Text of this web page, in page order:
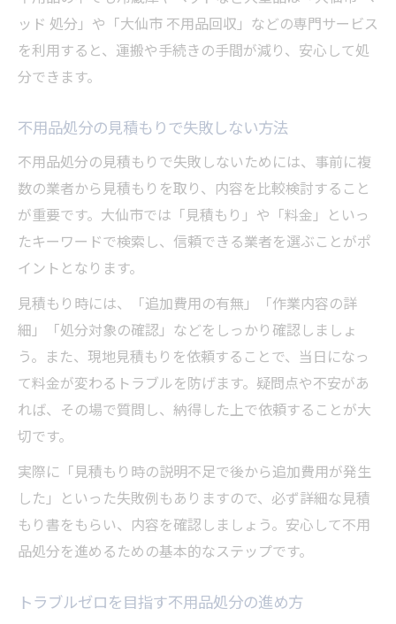
ッド 処分」や「大仙市 不用品回収」などの専門サービス
を利用すると、運搬や手続きの手間が減り、安心して処
分できます。
不用品処分の見積もりで失敗しない方法
不用品処分の見積もりで失敗しないためには、事前に複
数の業者から見積もりを取り、内容を比較検討すること
が重要です。大仙市では「見積もり」や「料金」といっ
たキーワードで検索し、信頼できる業者を選ぶことがポ
イントとなります。
見積もり時には、「追加費用の有無」「作業内容の詳
細」「処分対象の確認」などをしっかり確認しましょ
う。また、現地見積もりを依頼することで、当日になっ
て料金が変わるトラブルを防げます。疑問点や不安があ
れば、その場で質問し、納得した上で依頼することが大
切です。
実際に「見積もり時の説明不足で後から追加費用が発生
した」といった失敗例もありますので、必ず詳細な見積
もり書をもらい、内容を確認しましょう。安心して不用
品処分を進めるための基本的なステップです。
トラブルゼロを目指す不用品処分の進め方